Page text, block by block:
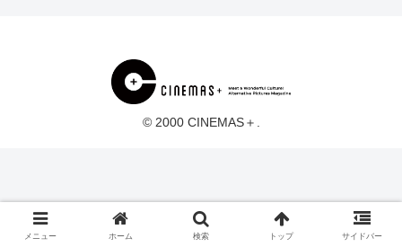
© 2000 CINEMAS＋.
メニュー ホーム 検索 トップ サイドバー